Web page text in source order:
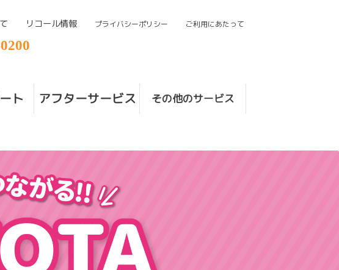
ト アフターサービス その他のサービス
リコール情報 プライバシーポリシー ご利用にあたって